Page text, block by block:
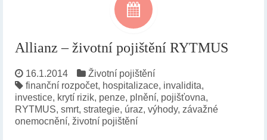
Allianz – životní pojištění RYTMUS
16.1.2014
Životní pojištění
finanční rozpočet, hospitalizace, invalidita,
investice, krytí rizik, penze, plnění, pojišťovna,
RYTMUS, smrt, strategie, úraz, výhody, závažné
onemocnění, životní pojištění